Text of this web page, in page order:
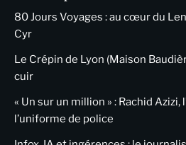
80 Jours Voyages : au cœur du
Cyr
Le Crépin de Lyon (Maison
cuir
« Un sur un million » : Rachid Azizi,
l’uniforme de police